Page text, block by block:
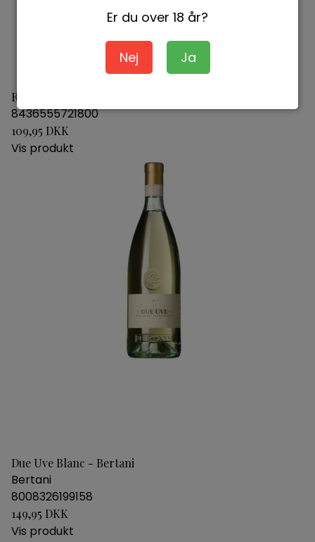
Er du over 18 år?
Nej Ja
Rafael Canizares
8436555721800
109,95 DKK
Vis produkt
Due Uve Blanc - Bertani
Bertani
8008326199158
149,95 DKK
Vis produkt